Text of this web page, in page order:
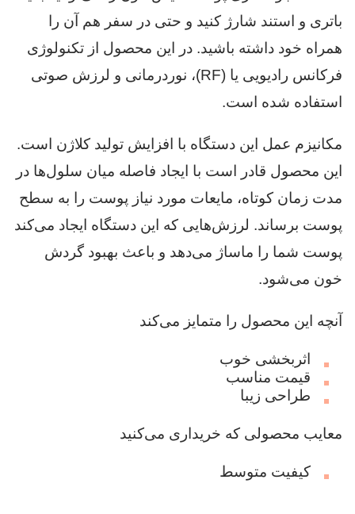
باتری و استند شارژ کنید و حتی در سفر هم آن را
همراه خود داشته باشید. در این محصول از تکنولوژی
فرکانس رادیویی یا (RF)، نوردرمانی و لرزش صوتی
استفاده شده است.
مکانیزم عمل این دستگاه با افزایش تولید کلاژن است.
این محصول قادر است با ایجاد فاصله میان سلول‌ها در
مدت زمان کوتاه، مایعات مورد نیاز پوست را به سطح
پوست برساند. لرزش‌هایی که این دستگاه ایجاد می‌کند
پوست شما را ماساژ می‌دهد و باعث بهبود گردش
خون می‌شود.
آنچه این محصول را متمایز می‌کند
اثربخشی خوب
قیمت مناسب
طراحی زیبا
معایب محصولی که خریداری می‌کنید
کیفیت متوسط